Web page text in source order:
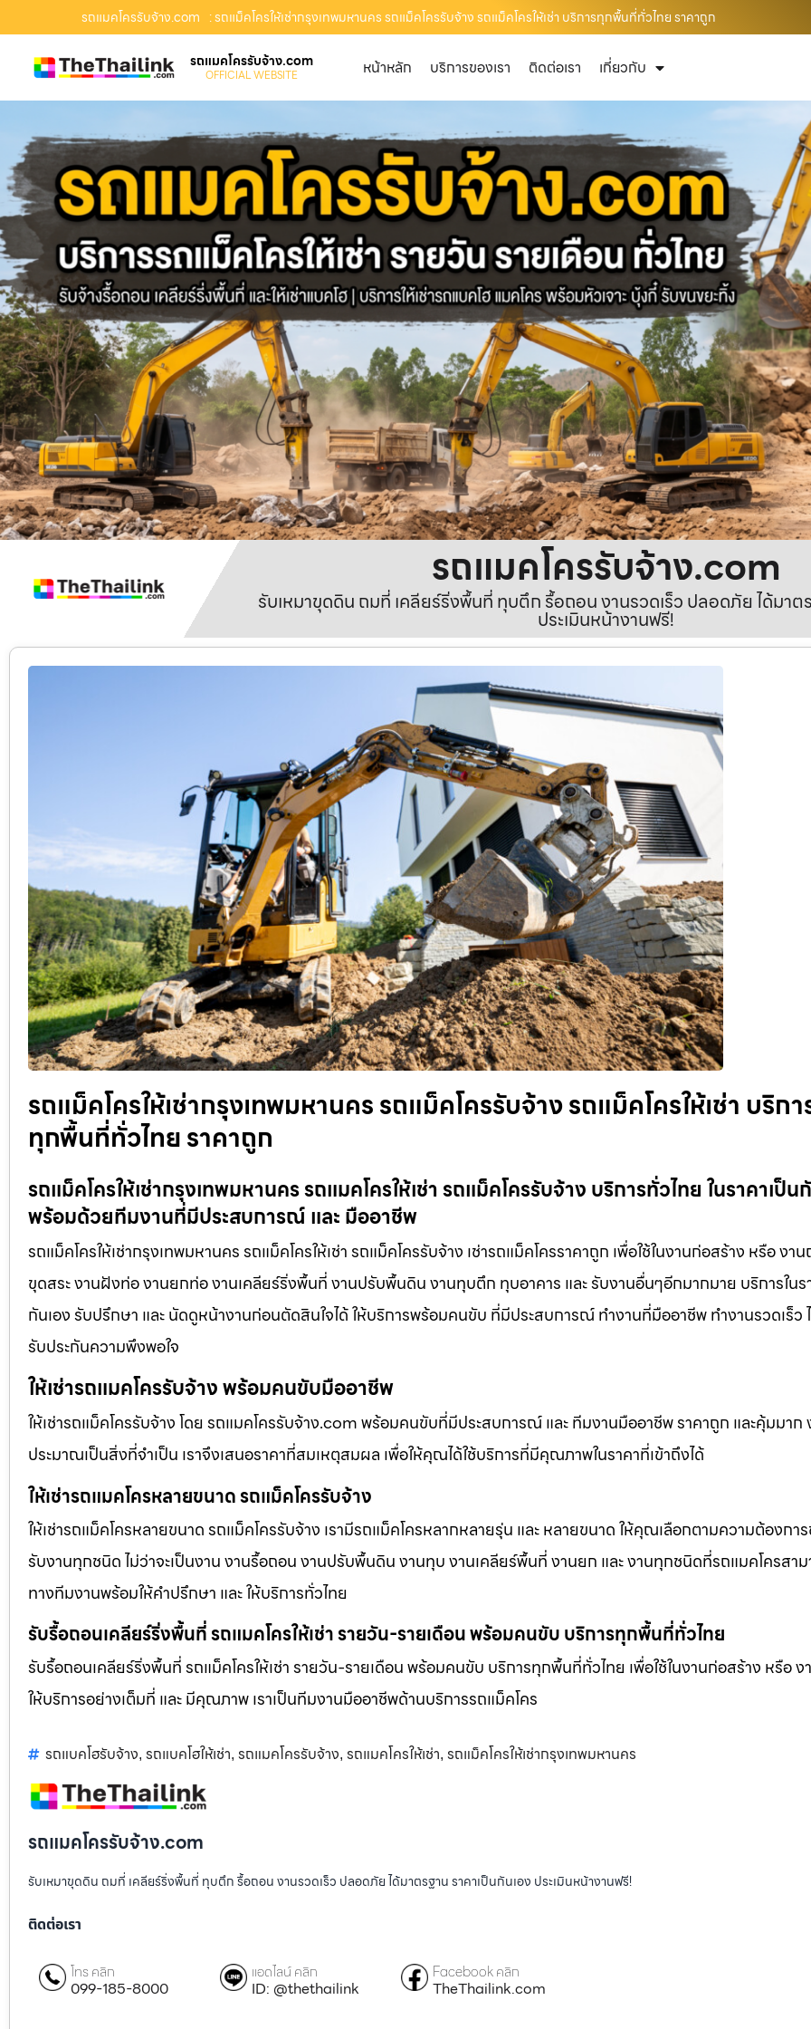
รถแมคโครรับจ้าง.com : รถแม็คโครให้เช่ากรุงเทพมหานคร รถแม็คโครรับจ้าง รถแม็คโครให้เช่า บริการทุกพื้นที่ทั่วไทย ราคาถูก
รถแมคโครรับจ้าง.com
OFFICIAL WEBSITE หน้าหลัก บริการของเรา ติดต่อเรา เกี่ยวกับ
รถแมคโครรับจ้าง.com
รับเหมาขุดดิน ถมที่ เคลียร์ริ่งพื้นที่ ทุบตึก รื้อถอน งานรวดเร็ว ปลอดภัย ได้มาต
ประเมินหน้างานฟรี!
รถแม็คโครให้เช่ากรุงเทพมหานคร รถแม็คโครรับจ้าง รถแม็คโครให้เช่า บริกา
ทุกพื้นที่ทั่วไทย ราคาถูก
รถแม็คโครให้เช่ากรุงเทพมหานคร รถแมคโครให้เช่า รถแม็คโครรับจ้าง บริการทั่วไทย ในราคาเป็น
พร้อมด้วยทีมงานที่มีประสบการณ์ และ มืออาชีพ
รถแม็คโครให้เช่ากรุงเทพมหานคร รถแม็คโครให้เช่า รถแม็คโครรับจ้าง เช่ารถแม็คโครราคาถูก เพื่อใช้ในงานก่อสร้าง หรือ งา
ขุดสระ งานฝังท่อ งานยกท่อ งานเคลียร์ริ่งพื้นที่ งานปรับพื้นดิน งานทุบตึก ทุบอาคาร และ รับงานอื่นๆอีกมากมาย บริการในร
กันเอง รับปรึกษา และ นัดดูหน้างานก่อนตัดสินใจได้ ให้บริการพร้อมคนขับ ที่มีประสบการณ์ ทำงานที่มืออาชีพ ทำงานรวดเร็ว
รับประกันความพึงพอใจ
ให้เช่ารถแมคโครรับจ้าง พร้อมคนขับมืออาชีพ
ให้เช่ารถแม็คโครรับจ้าง โดย รถแมคโครรับจ้าง.com พร้อมคนขับที่มีประสบการณ์ และ ทีมงานมืออาชีพ ราคาถูก และคุ้มมาก
ประมาณเป็นสิ่งที่จำเป็น เราจึงเสนอราคาที่สมเหตุสมผล เพื่อให้คุณได้ใช้บริการที่มีคุณภาพในราคาที่เข้าถึงได้
ให้เช่ารถแมคโครหลายขนาด รถแม็คโครรับจ้าง
ให้เช่ารถแม็คโครหลายขนาด รถแม็คโครรับจ้าง เรามีรถแม็คโครหลากหลายรุ่น และ หลายขนาด ให้คุณเลือกตามความต้องกา
รับงานทุกชนิด ไม่ว่าจะเป็นงาน งานรื้อถอน งานปรับพื้นดิน งานทุบ งานเคลียร์พื้นที่ งานยก และ งานทุกชนิดที่รถแมคโครสาม
ทางทีมงานพร้อมให้คำปรึกษา และ ให้บริการทั่วไทย
รับรื้อถอนเคลียร์ริ่งพื้นที่ รถแมคโครให้เช่า รายวัน-รายเดือน พร้อมคนขับ บริการทุกพื้นที่ทั่วไทย
รับรื้อถอนเคลียร์ริ่งพื้นที่ รถแม็คโครให้เช่า รายวัน-รายเดือน พร้อมคนขับ บริการทุกพื้นที่ทั่วไทย เพื่อใช้ในงานก่อสร้าง หรือ
ให้บริการอย่างเต็มที่ และ มีคุณภาพ เราเป็นทีมงานมืออาชีพด้านบริการรถแม็คโคร
รถแบคโฮรับจ้าง, รถแบคโฮให้เช่า, รถแมคโครรับจ้าง, รถแมคโครให้เช่า, รถแม็คโครให้เช่ากรุงเทพมหานคร
รถแมคโครรับจ้าง.com
รับเหมาขุดดิน ถมที่ เคลียร์ริ่งพื้นที่ ทุบตึก รื้อถอน งานรวดเร็ว ปลอดภัย ได้มาตรฐาน ราคาเป็นกันเอง ประเมินหน้างานฟรี!
ติดต่อเรา
โทร คลิก
099-185-8000
แอดไลน์ คลิก
ID: @thethailink
Facebook คลิก
TheThailink.com